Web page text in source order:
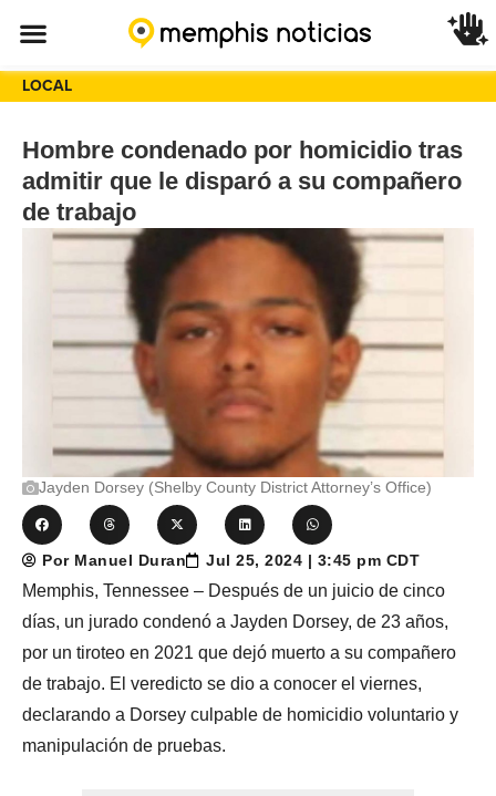
LOCAL
Hombre condenado por homicidio tras
admitir que le disparó a su compañero
de trabajo
Jayden Dorsey (Shelby County District Attorney’s Office)
Por Manuel Duran Jul 25, 2024 | 3:45 pm CDT
Memphis, Tennessee – Después de un juicio de cinco
días, un jurado condenó a Jayden Dorsey, de 23 años,
por un tiroteo en 2021 que dejó muerto a su compañero
de trabajo. El veredicto se dio a conocer el viernes,
declarando a Dorsey culpable de homicidio voluntario y
manipulación de pruebas.